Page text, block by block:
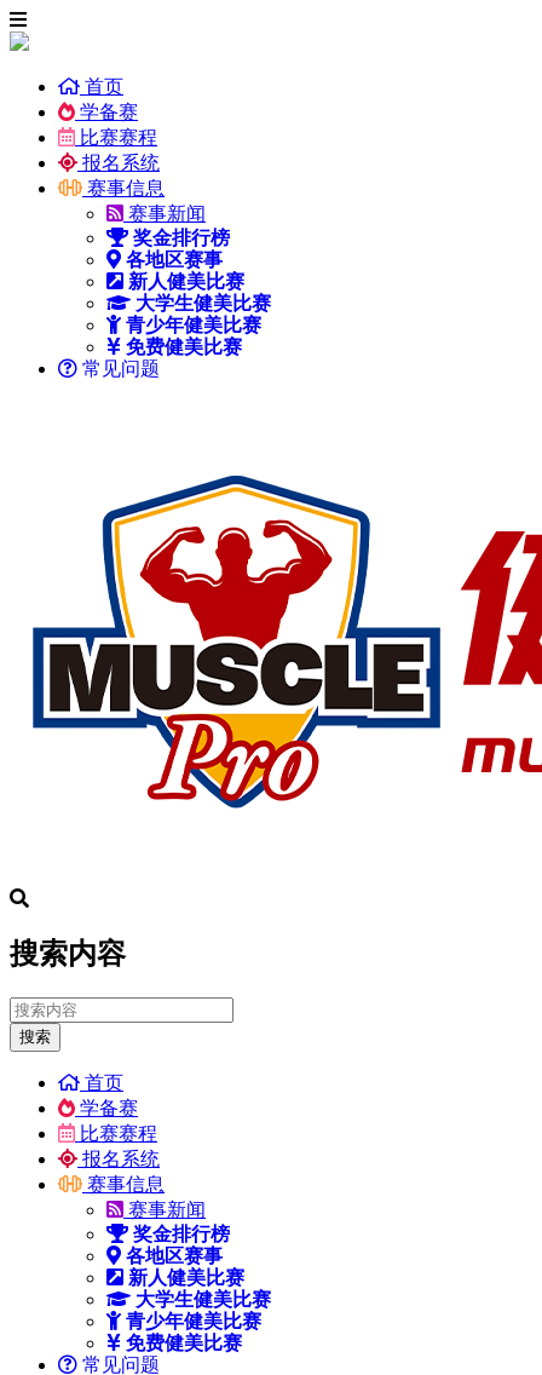
首页
学备赛
比赛赛程
报名系统
赛事信息
赛事新闻
奖金排行榜
各地区赛事
新人健美比赛
大学生健美比赛
青少年健美比赛
免费健美比赛
常见问题
搜索内容
搜索
首页
学备赛
比赛赛程
报名系统
赛事信息
赛事新闻
奖金排行榜
各地区赛事
新人健美比赛
大学生健美比赛
青少年健美比赛
免费健美比赛
常见问题